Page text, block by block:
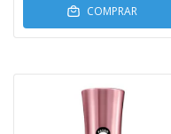
COMPRAR